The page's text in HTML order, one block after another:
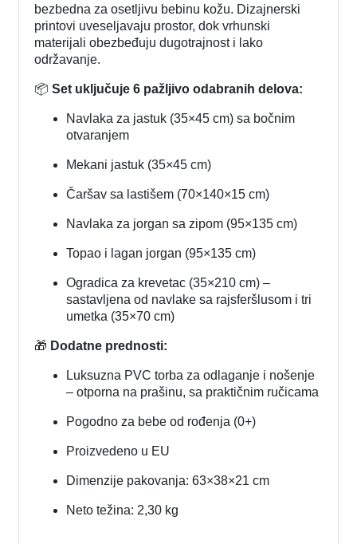
bezbedna za osetljivu bebinu kožu. Dizajnerski
printovi uveseljavaju prostor, dok vrhunski
materijali obezbeđuju dugotrajnost i lako
održavanje.
📦Set uključuje 6 pažljivo odabranih delova:
Navlaka za jastuk (35×45 cm) sa bočnim
otvaranjem
Mekani jastuk (35×45 cm)
Čaršav sa lastišem (70×140×15 cm)
Navlaka za jorgan sa zipom (95×135 cm)
Topao i lagan jorgan (95×135 cm)
Ogradica za krevetac (35×210 cm) –
sastavljena od navlake sa rajsferšlusom i tri
umetka (35×70 cm)
🎁 Dodatne prednosti:
Luksuzna PVC torba za odlaganje i nošenje
– otporna na prašinu, sa praktičnim ručicama
Pogodno za bebe od rođenja (0+)
Proizvedeno u EU
Dimenzije pakovanja: 63×38×21 cm
Neto težina: 2,30 kg